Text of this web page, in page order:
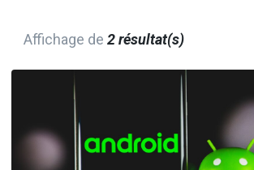
Affichage de 2 résultat(s)